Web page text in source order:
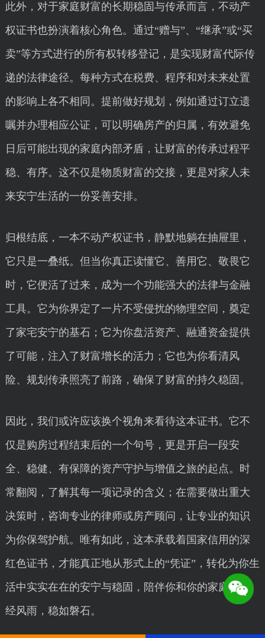
此外，对于家庭财富的长期稳固与传承而言，不动产
权证书也扮演着核心角色。通过“赠与”、“继承”或“买
卖”等方式进行的所有权转移登记，是实现财富代际传
递的法律途径。每种方式在税费、程序和对未来处置
的影响上各不相同。提前做好规划，例如通过订立遗
嘱并办理相应公证，可以明确房产的归属，有效避免
日后可能出现的家庭内部矛盾，让财富的传承过程平
稳、有序。这不仅是物质财富的交接，更是对家人未
来安宁生活的一份妥善安排。
归根结底，一本不动产权证书，静默地躺在抽屉里，
它只是一叠纸。但当你真正读懂它、善用它、敬畏它
时，它便活了过来，成为一个功能强大的法律与金融
工具。它为你界定了一片不受侵扰的物理空间，奠定
了家宅安宁的基石；它为你盘活资产、融通资金提供
了可能，注入了财富增长的活力；它也为你看清风
险、规划传承照亮了前路，确保了财富的持久稳固。
因此，我们或许应该换个视角来看待这本证书。它不
仅是购房过程结束后的一个句号，更是开启一段安
全、稳健、有保障的资产守护与增值之旅的起点。时
常翻阅，了解其每一项记录的含义；在需要做出重大
决策时，咨询专业的律师或房产顾问，让专业的知识
为你保驾护航。唯有如此，这本承载着国家信用的深
红色证书，才能真正地从形式上的“凭证”，转化为你生
活中实实在在的安宁与稳固，陪伴你和你的家庭，历
经风雨，稳如磐石。